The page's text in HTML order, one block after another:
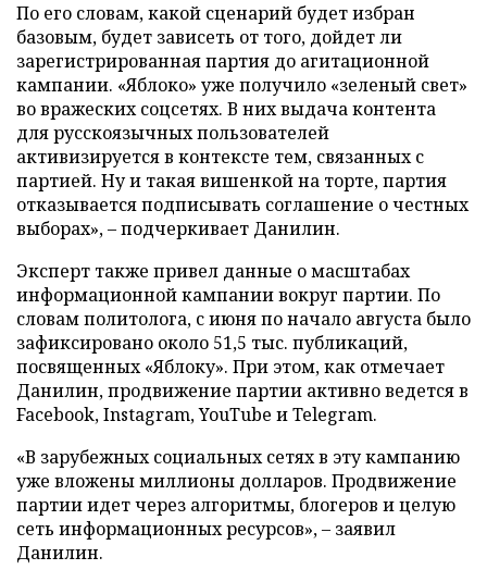
По его словам, какой сценарий будет избран
базовым, будет зависеть от того, дойдет ли
зарегистрированная партия до агитационной
кампании. «Яблоко» уже получило «зеленый свет»
во вражеских соцсетях. В них выдача контента
для русскоязычных пользователей
активизируется в контексте тем, связанных с
партией. Ну и такая вишенкой на торте, партия
отказывается подписывать соглашение о честных
выборах», – подчеркивает Данилин.
Эксперт также привел данные о масштабах
информационной кампании вокруг партии. По
словам политолога, с июня по начало августа было
зафиксировано около 51,5 тыс. публикаций,
посвященных «Яблоку». При этом, как отмечает
Данилин, продвижение партии активно ведется в
Facebook, Instagram, YouTube и Telegram.
«В зарубежных социальных сетях в эту кампанию
уже вложены миллионы долларов. Продвижение
партии идет через алгоритмы, блогеров и целую
сеть информационных ресурсов», – заявил
Данилин.